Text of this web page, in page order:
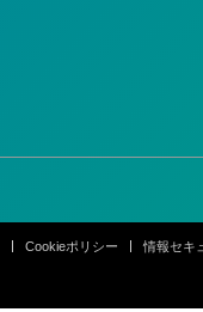
Cookieポリシー 情報セキ